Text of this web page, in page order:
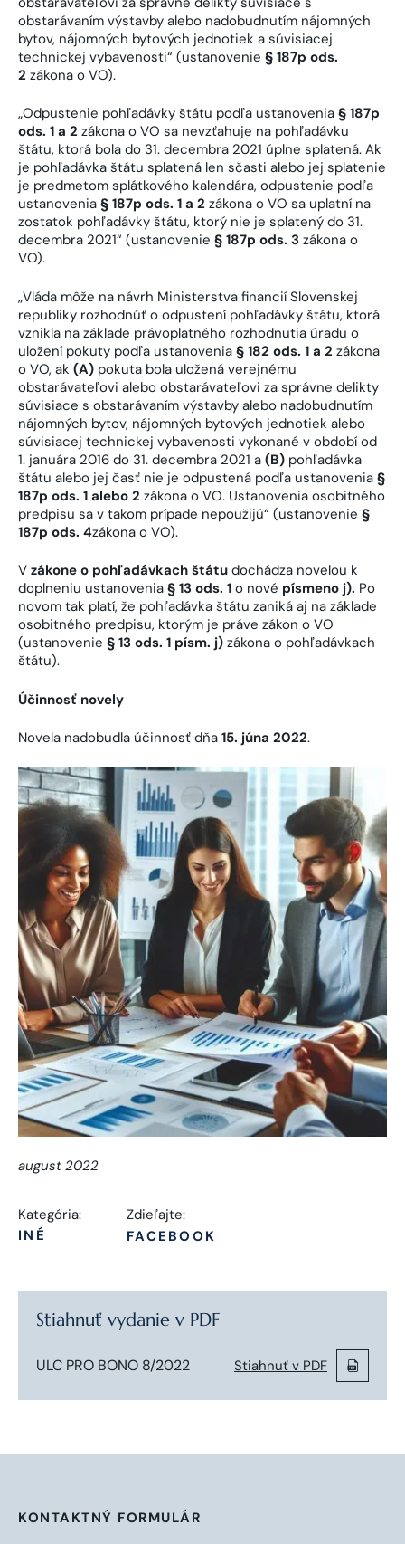
obstarávaním výstavby alebo nadobudnutím nájomných
bytov, nájomných bytových jednotiek a súvisiacej
technickej vybavenosti“ (ustanovenie § 187p ods.
2 zákona o VO).
„Odpustenie pohľadávky štátu podľa ustanovenia § 187p
ods. 1 a 2 zákona o VO sa nevzťahuje na pohľadávku
štátu, ktorá bola do 31. decembra 2021 úplne splatená. Ak
je pohľadávka štátu splatená len sčasti alebo jej splatenie
je predmetom splátkového kalendára, odpustenie podľa
ustanovenia § 187p ods. 1 a 2 zákona o VO sa uplatní na
zostatok pohľadávky štátu, ktorý nie je splatený do 31.
decembra 2021“ (ustanovenie § 187p ods. 3 zákona o
VO).
„Vláda môže na návrh Ministerstva financií Slovenskej
republiky rozhodnúť o odpustení pohľadávky štátu, ktorá
vznikla na základe právoplatného rozhodnutia úradu o
uložení pokuty podľa ustanovenia § 182 ods. 1 a 2 zákona
o VO, ak (A) pokuta bola uložená verejnému
obstarávateľovi alebo obstarávateľovi za správne delikty
súvisiace s obstarávaním výstavby alebo nadobudnutím
nájomných bytov, nájomných bytových jednotiek alebo
súvisiacej technickej vybavenosti vykonané v období od
1. januára 2016 do 31. decembra 2021 a (B) pohľadávka
štátu alebo jej časť nie je odpustená podľa ustanovenia §
187p ods. 1 alebo 2 zákona o VO. Ustanovenia osobitného
predpisu sa v takom prípade nepoužijú“ (ustanovenie §
187p ods. 4zákona o VO).
V zákone o pohľadávkach štátu dochádza novelou k
doplneniu ustanovenia § 13 ods. 1 o nové písmeno j). Po
novom tak platí, že pohľadávka štátu zaniká aj na základe
osobitného predpisu, ktorým je práve zákon o VO
(ustanovenie § 13 ods. 1 písm. j) zákona o pohľadávkach
štátu).
Účinnosť novely
Novela nadobudla účinnosť dňa 15. júna 2022.
august 2022
Kategória:
INÉ
Zdieľajte:
FACEBOOK
Stiahnuť vydanie v PDF
ULC PRO BONO 8/2022 Stiahnuť v PDF
KONTAKTNÝ FORMULÁR